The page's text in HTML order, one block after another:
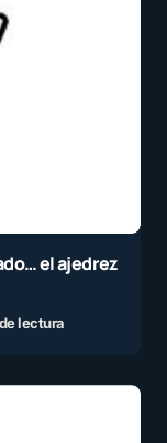
el ajedrez
lectura